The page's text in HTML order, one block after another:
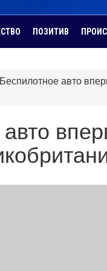
ПОЗИТИВ
Беспилотное авто
авто